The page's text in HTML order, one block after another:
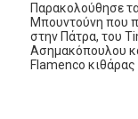
Παρακολούθησε
Μπουντούνη που
στην Πάτρα, του
Ασημακόπουλου
Flamenco